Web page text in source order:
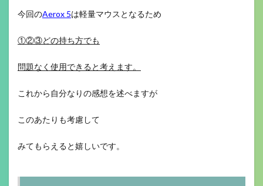
今回のAerox 5は軽量マウスとなるため
①②③どの持ち方でも
問題なく使用できると考えます。
これから自分なりの感想を述べますが
このあたりも考慮して
みてもらえると嬉しいです。